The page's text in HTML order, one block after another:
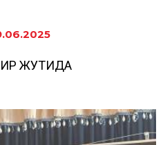
ЖУТИДА